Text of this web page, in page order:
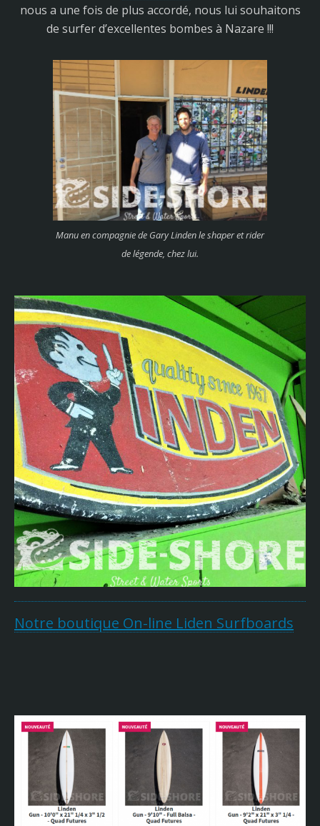
nous a une fois de plus accordé, nous lui souhaitons
de surfer d’excellentes bombes à Nazare !!!
Manu en compagnie de Gary Linden le shaper et rider
de légende, chez lui.
Notre boutique On-line Liden Surfboards